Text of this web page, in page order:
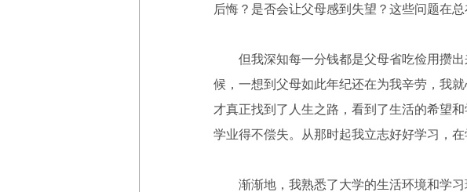
后悔？是否会让父母感到失望？这些问题在
但我深知每一分钱都是父母省吃俭用攒出
候，一想到父母如此年纪还在为我辛劳，我
才真正找到了人生之路，看到了生活的希望
学业得不偿失。从那时起我立志好好学习，
渐渐地，我熟悉了大学的生活环境和学习